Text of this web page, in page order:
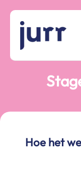
naar
Hoe het